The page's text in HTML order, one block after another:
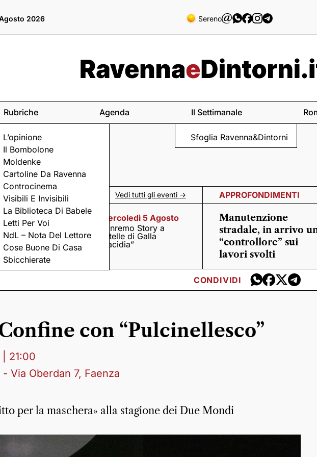
2026 Sereno
Rubriche
L’opinione
Il Bombolone
Moldenke
Cartoline Da Ravenna
Controcinema
Visibili E Invisibili
La Biblioteca Di Babele
Letti Per Voi
NdL – Nota Del Lettore
Cose Buone Di Casa
Sbicchierate
Agenda Il Settimanale
Sfoglia Ravenna&Dintorni
Vedi tutti gli eventi ->
Mercoledì 5 Agosto
Matteo Cavezzali con
il suo “Fratelli
Meraviglia”
Mercoledì 5 Agosto
Sanremo Story a
“Stelle di Galla
Placidia”
APPROFONDIMENTI
Manutenzione
stradale, in arrivo
“controllore” sui
lavori svolti
CONDIVIDI
con “Pulcinellesco”
21:00
Via Oberdan 7, Faenza
per la maschera» alla stagione dei Due Mondi